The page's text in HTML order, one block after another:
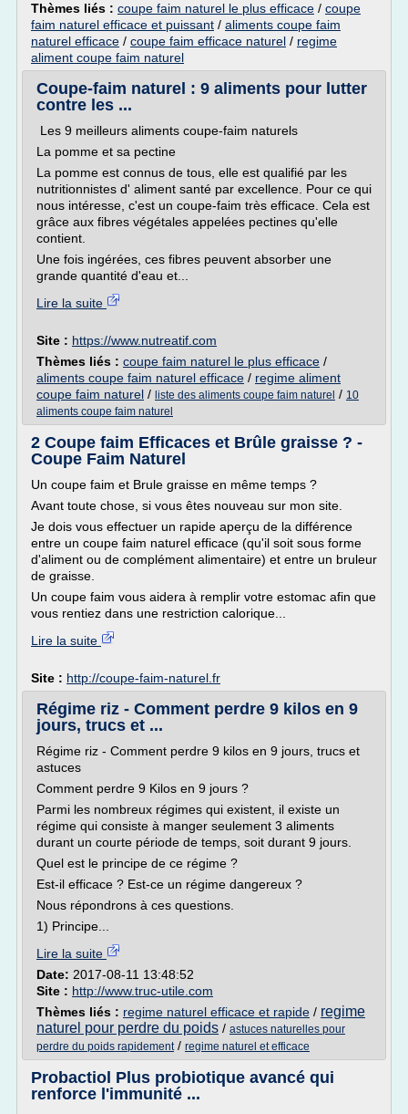
Thèmes liés : coupe faim naturel le plus efficace / coupe
faim naturel efficace et puissant / aliments coupe faim
naturel efficace / coupe faim efficace naturel / regime
aliment coupe faim naturel
Coupe-faim naturel : 9 aliments pour lutter
contre les ...
Les 9 meilleurs aliments coupe-faim naturels
La pomme et sa pectine
La pomme est connus de tous, elle est qualifié par les
nutritionnistes d' aliment santé par excellence. Pour ce qui
nous intéresse, c'est un coupe-faim très efficace. Cela est
grâce aux fibres végétales appelées pectines qu'elle
contient.
Une fois ingérées, ces fibres peuvent absorber une
grande quantité d'eau et...
Lire la suite
Site : https://www.nutreatif.com
Thèmes liés : coupe faim naturel le plus efficace /
aliments coupe faim naturel efficace / regime aliment
coupe faim naturel / liste des aliments coupe faim naturel / 10
aliments coupe faim naturel
2 Coupe faim Efficaces et Brûle graisse ? -
Coupe Faim Naturel
Un coupe faim et Brule graisse en même temps ?
Avant toute chose, si vous êtes nouveau sur mon site.
Je dois vous effectuer un rapide aperçu de la différence
entre un coupe faim naturel efficace (qu'il soit sous forme
d'aliment ou de complément alimentaire) et entre un bruleur
de graisse.
Un coupe faim vous aidera à remplir votre estomac afin que
vous rentiez dans une restriction calorique...
Lire la suite
Site : http://coupe-faim-naturel.fr
Régime riz - Comment perdre 9 kilos en 9
jours, trucs et ...
Régime riz - Comment perdre 9 kilos en 9 jours, trucs et
astuces
Comment perdre 9 Kilos en 9 jours ?
Parmi les nombreux régimes qui existent, il existe un
régime qui consiste à manger seulement 3 aliments
durant un courte période de temps, soit durant 9 jours.
Quel est le principe de ce régime ?
Est-il efficace ? Est-ce un régime dangereux ?
Nous répondrons à ces questions.
1) Principe...
Lire la suite
Date: 2017-08-11 13:48:52
Site : http://www.truc-utile.com
Thèmes liés : regime naturel efficace et rapide / regime
naturel pour perdre du poids / astuces naturelles pour
perdre du poids rapidement/ regime naturel et efficace
Probactiol Plus probiotique avancé qui
renforce l'immunité ...